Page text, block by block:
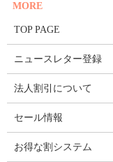
MORE
TOP PAGE
ニュースレター登録
法人割引について
セール情報
お得な割システム